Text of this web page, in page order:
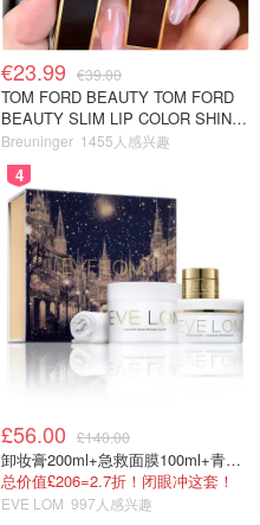
€23.99 €39.00
TOM FORD BEAUTY TOM FORD
BEAUTY SLIM LIP COLOR SHINE
口红 open back色
Breuninger 1455人感兴趣
4
£56.00 £140.00
卸妆膏200ml+急救面膜100ml+青春面霜15ml
总价值£206=2.7折！闭眼冲这套！
EVE LOM 997人感兴趣